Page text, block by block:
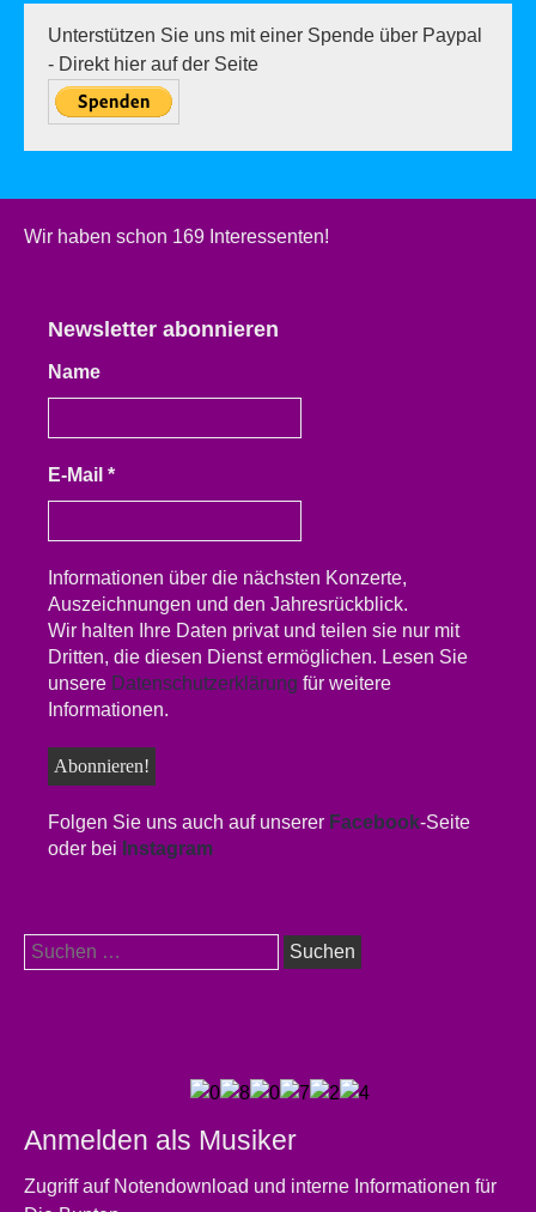
Unterstützen Sie uns mit einer Spende über Paypal
- Direkt hier auf der Seite
Wir haben schon 169 Interessenten!
Newsletter abonnieren
Name
E-Mail *
Informationen über die nächsten Konzerte,
Auszeichnungen und den Jahresrückblick.
Wir halten Ihre Daten privat und teilen sie nur mit
Dritten, die diesen Dienst ermöglichen. Lesen Sie
unsere Datenschutzerklärung für weitere
Informationen.
Folgen Sie uns auch auf unserer Facebook-Seite
oder bei Instagram
Suchen
nach:
Anmelden als Musiker
Zugriff auf Notendownload und interne Informationen für